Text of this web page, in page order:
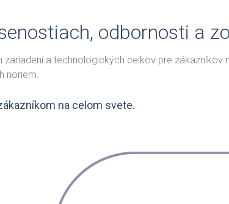
odbornosti a
a technologických celkov pre
noriem.
na celom svete.